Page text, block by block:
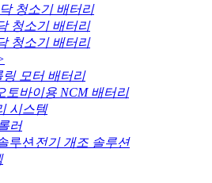
청소기 배터리
청소기 배터리
청소기 배터리
링 모터 배터리
토바이용 NCM 배터리
시스템
러
전기 개조 솔루션